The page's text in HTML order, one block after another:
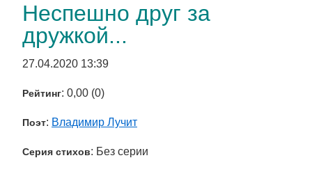
Неспешно друг за
дружкой...
27.04.2020 13:39
Рейтинг: 0,00 (0)
Поэт: Владимир Лучит
Серия стихов: Без серии